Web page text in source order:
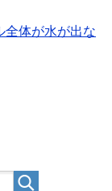
全体が水が出な